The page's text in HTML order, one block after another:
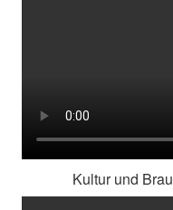
Kultur und